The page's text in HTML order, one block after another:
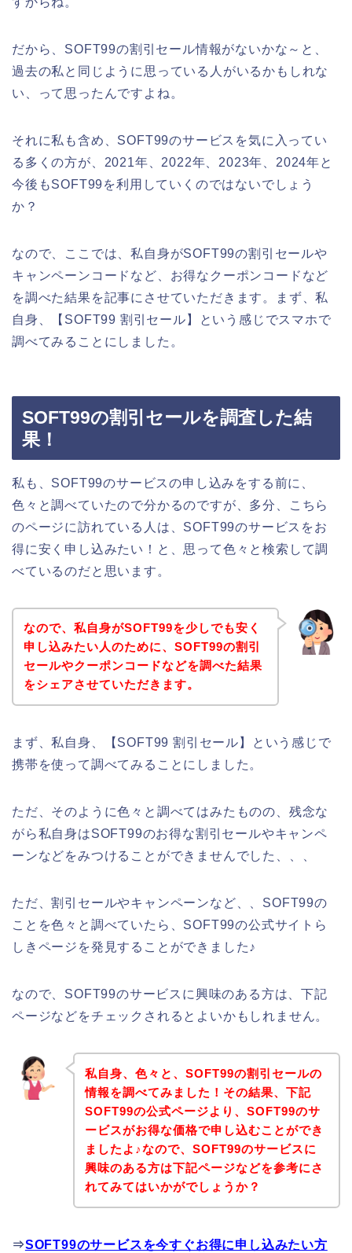
だから、SOFT99の割引セール情報がないかな～と、
過去の私と同じように思っている人がいるかもしれな
い、って思ったんですよね。
それに私も含め、SOFT99のサービスを気に入ってい
る多くの方が、2021年、2022年、2023年、2024年と
今後もSOFT99を利用していくのではないでしょう
か？
なので、ここでは、私自身がSOFT99の割引セールや
キャンペーンコードなど、お得なクーポンコードなど
を調べた結果を記事にさせていただきます。まず、私
自身、【SOFT99 割引セール】という感じでスマホで
調べてみることにしました。
SOFT99の割引セールを調査した結
果！
私も、SOFT99のサービスの申し込みをする前に、
色々と調べていたので分かるのですが、多分、こちら
のページに訪れている人は、SOFT99のサービスをお
得に安く申し込みたい！と、思って色々と検索して調
べているのだと思います。
なので、私自身がSOFT99を少しでも安く
申し込みたい人のために、SOFT99の割引
セールやクーポンコードなどを調べた結果
をシェアさせていただきます。
まず、私自身、【SOFT99 割引セール】という感じで
携帯を使って調べてみることにしました。
ただ、そのように色々と調べてはみたものの、残念な
がら私自身はSOFT99のお得な割引セールやキャンペ
ーンなどをみつけることができませんでした、、、
ただ、割引セールやキャンペーンなど、、SOFT99の
ことを色々と調べていたら、SOFT99の公式サイトら
しきページを発見することができました♪
なので、SOFT99のサービスに興味のある方は、下記
ページなどをチェックされるとよいかもしれません。
私自身、色々と、SOFT99の割引セールの
情報を調べてみました！その結果、下記
SOFT99の公式ページより、SOFT99のサ
ービスがお得な価格で申し込むことができ
ましたよ♪なので、SOFT99のサービスに
興味のある方は下記ページなどを参考にさ
れてみてはいかがでしょうか？
⇒SOFT99のサービスを今すぐお得に申し込みたい方